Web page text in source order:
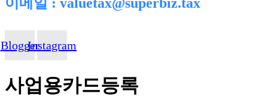
BloggerInstagram
사업용카드등록